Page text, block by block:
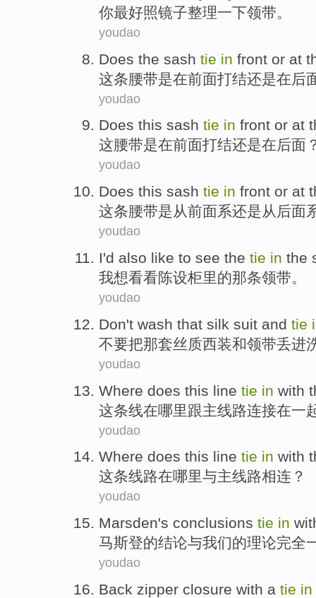
你最好照镜子整理一下领带。
youdao
Does the sash tie in front or at
这条腰带是在前面打结还是在后
youdao
Does this sash tie in front or at
这腰带是在前面打结还是在后面
youdao
Does this sash tie in front or at
这条腰带是从前面系还是从 后面
youdao
I'd also like to see the tie in the
我想看看陈设柜里的那条领带。
youdao
Don't wash that silk suit and tie
不要把那套丝质西装和领带丢进
youdao
Where does this line tie in with
这条线在哪里跟主线路连接在一
youdao
Where does this line tie in with
这条线路在哪里与主线路相连 ？
youdao
Marsden's conclusions tie in
马斯登的结论与我们的理论完全
youdao
Back zipper closure with a tie in